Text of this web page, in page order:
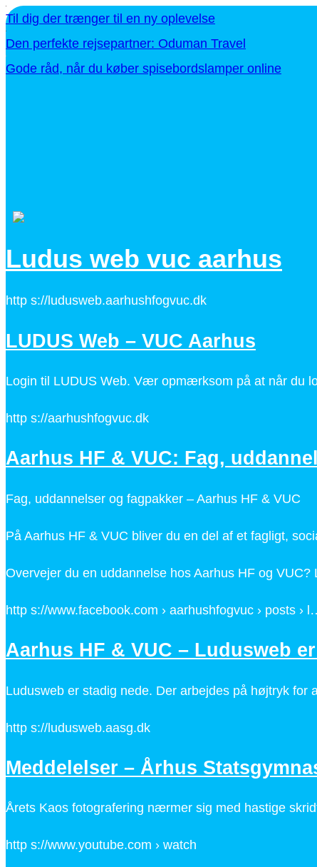
Til dig der trænger til en ny oplevelse
Den perfekte rejsepartner: Oduman Travel
Gode råd, når du køber spisebordslamper online
Ludus web vuc aarhus
http s://ludusweb.aarhushfogvuc.dk
LUDUS Web – VUC Aarhus
Login til LUDUS Web. Vær opmærksom på at når du
http s://aarhushfogvuc.dk
Aarhus HF & VUC: Fag,
Fag, uddannelser og fagpakker – Aarhus HF & VUC
På Aarhus HF & VUC bliver du en del af et fagligt,
Overvejer du en uddannelse hos Aarhus HF og
http s://www.facebook.com › aarhushfogvuc › posts ›
Aarhus HF & VUC – Ludusweb
Ludusweb er stadig nede. Der arbejdes på højtryk
http s://ludusweb.aasg.dk
Meddelelser – Århus
Årets Kaos fotografering nærmer sig med hastige
http s://www.youtube.com › watch